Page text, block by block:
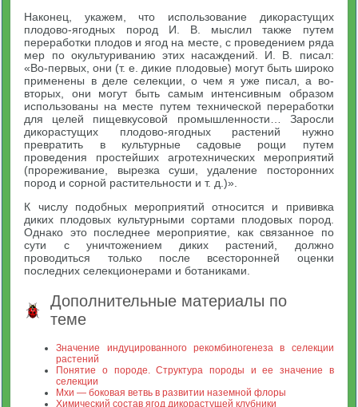
Наконец, укажем, что использование дикорастущих
плодово-ягодных пород И. В. мыслил также путем
переработки плодов и ягод на месте, с проведением ряда
мер по окультуриванию этих насаждений. И. В. писал:
«Во-первых, они (т. е. дикие плодовые) могут быть широко
применены в деле селекции, о чем я уже писал, а во-
вторых, они могут быть самым интенсивным образом
использованы на месте путем технической переработки
для целей пищевкусовой промышленности… Заросли
дикорастущих плодово-ягодных растений нужно
превратить в культурные садовые рощи путем
проведения простейших агротехнических мероприятий
(прореживание, вырезка суши, удаление посторонних
пород и сорной растительности и т. д.)».
К числу подобных мероприятий относится и прививка
диких плодовых культурными сортами плодовых пород.
Однако это последнее мероприятие, как связанное по
сути с уничтожением диких растений, должно
проводиться только после всесторонней оценки
последних селекционерами и ботаниками.
Дополнительные материалы по
теме
Значение индуцированного рекомбиногенеза в селекции
растений
Понятие о породе. Структура породы и ее значение в
селекции
Мхи — боковая ветвь в развитии наземной флоры
Химический состав ягод дикорастущей клубники